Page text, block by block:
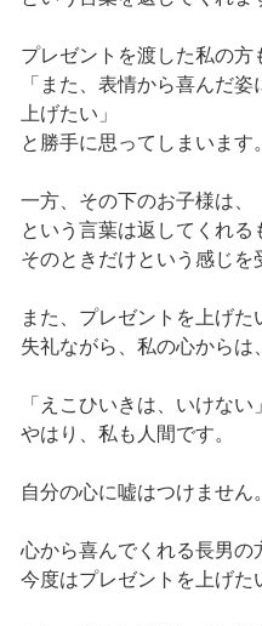
プレゼントを渡した私の方
「また、表情から喜んだ
上げたい」
と勝手に思ってしまいます。
一方、その下のお子様は、
という言葉は返してくれる
そのときだけという感じを
また、プレゼントを上げた
失礼ながら、私の心からは
「えこひいきは、いけない
やはり、私も人間です。
自分の心に嘘はつけません。
心から喜んでくれる長男の
今度はプレゼントを上げた